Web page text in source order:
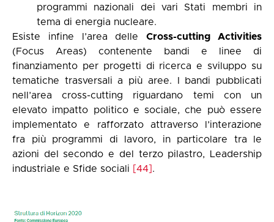
programmi nazionali dei vari Stati membri in
tema di energia nucleare.
Esiste infine l’area delleCross-cutting Activities
(Focus Areas) contenente bandi e linee di
finanziamento per progetti di ricerca e sviluppo su
tematiche trasversali a più aree. I bandi pubblicati
nell’area cross-cutting riguardano temi con un
elevato impatto politico e sociale, che può essere
implementato e rafforzato attraverso l’interazione
fra più programmi di lavoro, in particolare tra le
azioni del secondo e del terzo pilastro, Leadership
industriale e Sfide sociali
[44] .